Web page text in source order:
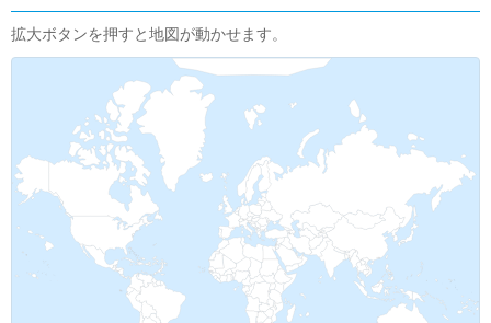
拡大ボタンを押すと地図が動かせます。